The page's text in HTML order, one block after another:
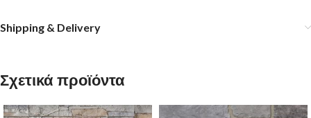
Shipping & Delivery
Σχετικά προϊόντα